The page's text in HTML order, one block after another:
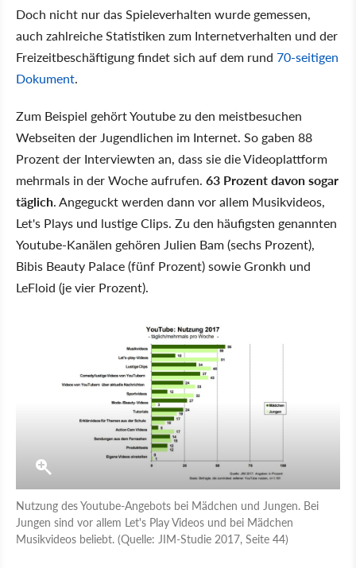
Doch nicht nur das Spieleverhalten wurde gemessen,
auch zahlreiche Statistiken zum Internetverhalten und der
Freizeitbeschäftigung findet sich auf dem rund 70-seitigen
Dokument.
Zum Beispiel gehört Youtube zu den meistbesuchen
Webseiten der Jugendlichen im Internet. So gaben 88
Prozent der Interviewten an, dass sie die Videoplattform
mehrmals in der Woche aufrufen. 63 Prozent davon sogar
täglich. Angeguckt werden dann vor allem Musikvideos,
Let's Plays und lustige Clips. Zu den häufigsten genannten
Youtube-Kanälen gehören Julien Bam (sechs Prozent),
Bibis Beauty Palace (fünf Prozent) sowie Gronkh und
LeFloid (je vier Prozent).
Nutzung des Youtube-Angebots bei Mädchen und Jungen. Bei
Jungen sind vor allem Let's Play Videos und bei Mädchen
Musikvideos beliebt. (Quelle: JIM-Studie 2017, Seite 44)